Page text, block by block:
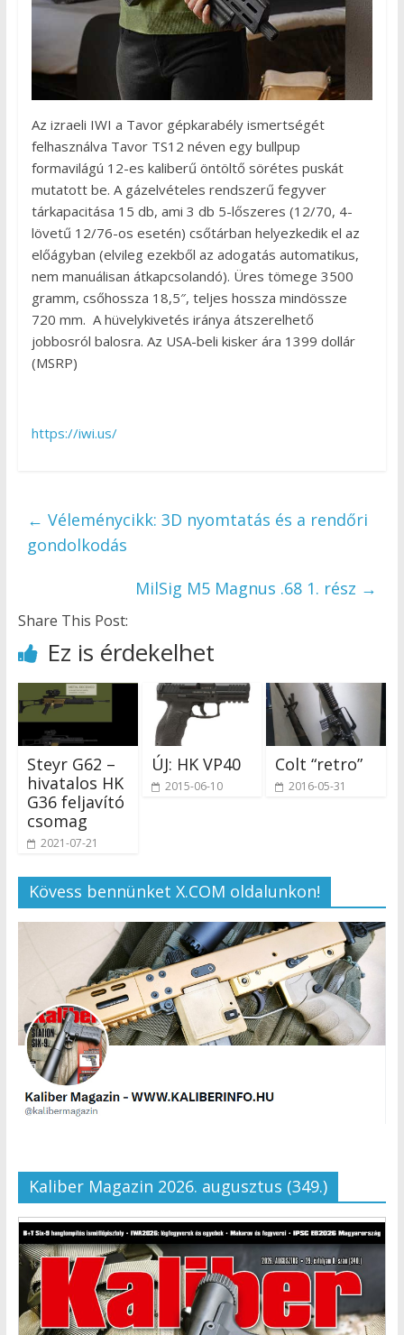
Az izraeli IWI a Tavor gépkarabély ismertségét
felhasználva Tavor TS12 néven egy bullpup
formavilágú 12-es kaliberű öntöltő sörétes puskát
mutatott be. A gázelvételes rendszerű fegyver
tárkapacitása 15 db, ami 3 db 5-lőszeres (12/70, 4-
lövetű 12/76-os esetén) csőtárban helyezkedik el az
előágyban (elvileg ezekből az adogatás automatikus,
nem manuálisan átkapcsolandó). Üres tömege 3500
gramm, csőhossza 18,5″, teljes hossza mindössze
720 mm. A hüvelykivetés iránya átszerelhető
jobbosról balosra. Az USA-beli kisker ára 1399 dollár
(MSRP)
https://iwi.us/
← Véleménycikk: 3D nyomtatás és a rendőri
gondolkodás
MilSig M5 Magnus .68 1. rész →
Share This Post:
Ez is érdekelhet
Steyr G62 –
hivatalos HK
G36 feljavító
csomag
2021-07-21
ÚJ: HK VP40
2015-06-10
Colt “retro”
2016-05-31
Kövess bennünket X.COM oldalunkon!
Kaliber Magazin 2026. augusztus (349.)